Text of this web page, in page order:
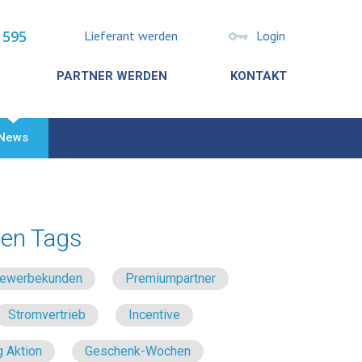
Lieferant werden Login
PARTNER WERDEN KONTAKT
Tags
Premiumpartner
Stromvertrieb Incentive
Aktion Geschenk-Wochen